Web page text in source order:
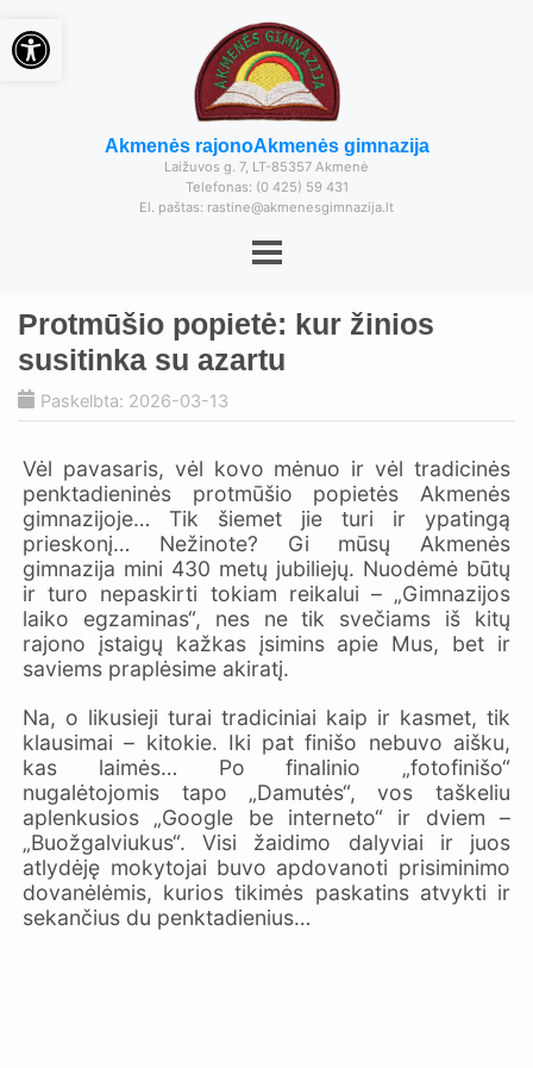
Akmenės rajonoAkmenės gimnazija
Laižuvos g. 7, LT-85357 Akmenė
Telefonas: (0 425) 59 431
El. paštas: rastine@akmenesgimnazija.lt
Protmūšio popietė: kur žinios
susitinka su azartu
Paskelbta: 2026-03-13
Vėl pavasaris, vėl kovo mėnuo ir vėl tradicinės
penktadieninės protmūšio popietės Akmenės
gimnazijoje… Tik šiemet jie turi ir ypatingą
prieskonį… Nežinote? Gi mūsų Akmenės
gimnazija mini 430 metų jubiliejų. Nuodėmė būtų
ir turo nepaskirti tokiam reikalui – „Gimnazijos
laiko egzaminas“, nes ne tik svečiams iš kitų
rajono įstaigų kažkas įsimins apie Mus, bet ir
saviems praplėsime akiratį.
Na, o likusieji turai tradiciniai kaip ir kasmet, tik
klausimai – kitokie. Iki pat finišo nebuvo aišku,
kas laimės… Po finalinio „fotofinišo“
nugalėtojomis tapo „Damutės“, vos taškeliu
aplenkusios „Google be interneto“ ir dviem –
„Buožgalviukus“. Visi žaidimo dalyviai ir juos
atlydėję mokytojai buvo apdovanoti prisiminimo
dovanėlėmis, kurios tikimės paskatins atvykti ir
sekančius du penktadienius…
Open toolbar